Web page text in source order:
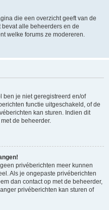
die een overzicht geeft van de
alle beheerders en de
welke forums ze modereren.
ben je niet geregistreerd en/of
functie uitgeschakeld, of de
kan sturen. Indien dit
de beheerder.
privéberichten meer kunnen
Als je ongepaste privéberichten
dan contact op met de beheerder,
privéberichten kan sturen of